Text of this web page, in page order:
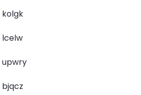
kolgk
lcelw
upwry
bjqcz